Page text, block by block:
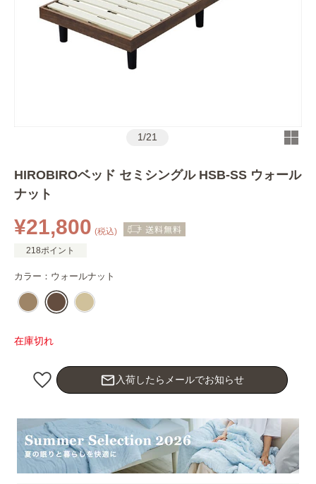
1/21
HIROBIROベッド セミシングル HSB-SS ウォール
ナット
¥21,800 (税込)
218ポイント
カラー： ウォールナット
在庫切れ
mail_outline 入荷したらメールでお知らせ